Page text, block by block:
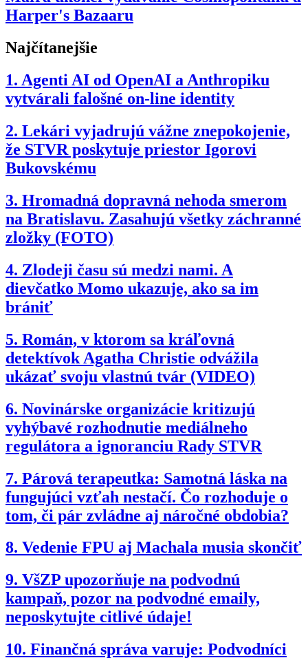
Harper's Bazaaru
Najčítanejšie
1. Agenti AI od OpenAI a Anthropiku
vytvárali falošné on-line identity
2. Lekári vyjadrujú vážne znepokojenie,
že STVR poskytuje priestor Igorovi
Bukovskému
3. Hromadná dopravná nehoda smerom
na Bratislavu. Zasahujú všetky záchranné
zložky (FOTO)
4. Zlodeji času sú medzi nami. A
dievčatko Momo ukazuje, ako sa im
brániť
5. Román, v ktorom sa kráľovná
detektívok Agatha Christie odvážila
ukázať svoju vlastnú tvár (VIDEO)
6. Novinárske organizácie kritizujú
vyhýbavé rozhodnutie mediálneho
regulátora a ignoranciu Rady STVR
7. Párová terapeutka: Samotná láska na
fungujúci vzťah nestačí. Čo rozhoduje o
tom, či pár zvládne aj náročné obdobia?
8. Vedenie FPU aj Machala musia skončiť
9. VšZP upozorňuje na podvodnú
kampaň, pozor na podvodné emaily,
neposkytujte citlivé údaje!
10. Finančná správa varuje: Podvodníci